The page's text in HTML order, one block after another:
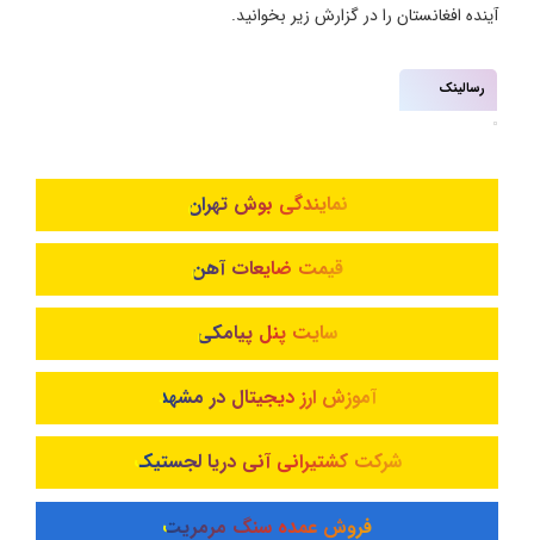
آینده افغانستان را در گزارش زیر بخوانید.
رسالینک
نمایندگی بوش تهران
قیمت ضایعات آهن
سایت پنل پیامکی
آموزش ارز دیجیتال در مشهد
شرکت کشتیرانی آنی دریا لجستیک
فروش عمده سنگ مرمریت